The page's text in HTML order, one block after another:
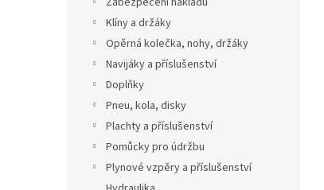
Klíny a držáky
Opěrná kolečka, nohy, držáky
Navijáky a příslušenství
Doplňky
Pneu, kola, disky
Plachty a příslušenství
Pomůcky pro údržbu
Plynové vzpěry a příslušenství